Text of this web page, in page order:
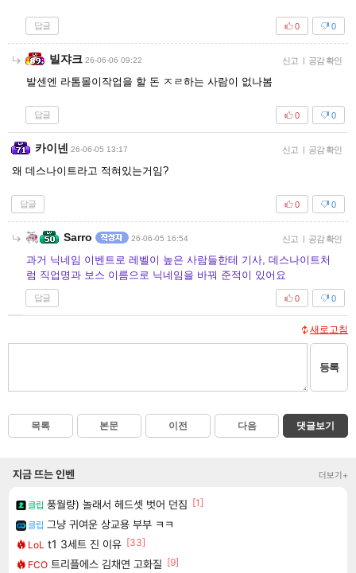
답글 0
0
빌쟈크 26-06-06 09:22 신고 공감 확인
발센엔 라톰몰이작업을 할 돈 ㅈㄹ하는 사람이 없나봄
답글 0
0
카이넨 26-06-05 13:17 신고 공감 확인
왜 데스나이트라고 적혀있는거임?
답글 0
0
Sarro 26-06-05 16:54 신고 공감 확인
과거 닉네임 이벤트로 레벨이 높은 사람들한테 기사, 데스나이트처
럼 직업명과 보스 이름으로 닉네임을 바꿔 준적이 있어요
답글 0
0
새로고침
등록
목록 본문 이전 다음 댓글보기
지금 뜨는 인벤 더보기+
클립 풍월량) 놀래서 헤드셋 벗어 던짐 [1]
클립 그냥 귀여운 상교용 부부 ㅋㅋ
LoL t1 3세트 진 이유 [33]
FCO 트리플에스 김채연 고화질 [9]